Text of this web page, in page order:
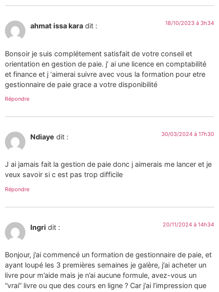
ahmat issa kara dit : 18/10/2023 à 3h34
Bonsoir je suis complétement satisfait de votre conseil et
orientation en gestion de paie. j’ ai une licence en comptabilité
et finance et j ‘aimerai suivre avec vous la formation pour etre
gestionnaire de paie grace a votre disponibilité
Répondre
Ndiaye dit : 30/03/2024 à 17h30
J ai jamais fait la gestion de paie donc j aimerais me lancer et je
veux savoir si c est pas trop difficile
Répondre
Ingri dit : 20/11/2024 à 14h34
Bonjour, j’ai commencé un formation de gestionnaire de paie, et
ayant loupé les 3 premières semaines je galère, j’ai acheter un
livre pour m’aide mais je n’ai aucune formule, avez-vous un
“vrai” livre ou que des cours en ligne ? Car j’ai l’impression que